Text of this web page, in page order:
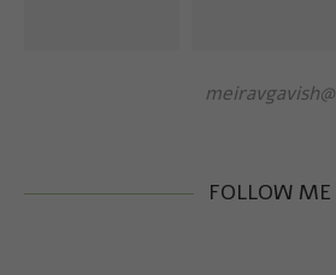
@meiravgavish
FOLLOW ME